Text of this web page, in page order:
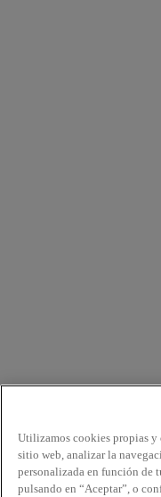
Utilizamos cookies propias y
sitio web, analizar la
personalizada en función de
pulsando en “Aceptar”, o